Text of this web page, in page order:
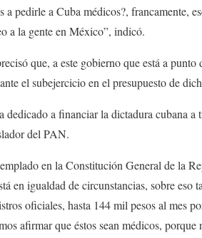
a pedirle a Cuba médicos?, francamente,
a la gente en México”, indicó.
que, a este gobierno que está a
el subejercicio en el presupuesto de
dedicado a financiar la dictadura cubana
del PAN.
en la Constitución General de la
en igualdad de circunstancias, sobre
oficiales, hasta 144 mil pesos al mes
afirmar que éstos sean médicos,